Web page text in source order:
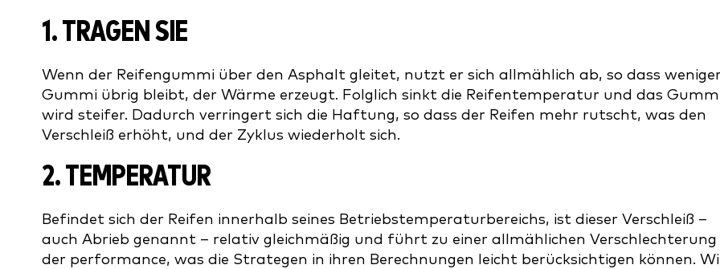
1. TRAGEN SIE
Wenn der Reifengummi über den Asphalt gleitet, nutzt er sich allmählich ab, so dass
Gummi übrig bleibt, der Wärme erzeugt. Folglich sinkt die Reifentemperatur und das
wird steifer. Dadurch verringert sich die Haftung, so dass der Reifen mehr rutscht, was den
Verschleiß erhöht, und der Zyklus wiederholt sich.
2. TEMPERATUR
Befindet sich der Reifen innerhalb seines Betriebstemperaturbereichs, ist dieser Verschleiß –
auch Abrieb genannt – relativ gleichmäßig und führt zu einer allmählichen Verschlechterung
der performance, was die Strategen in ihren Berechnungen leicht berücksichtigen können.